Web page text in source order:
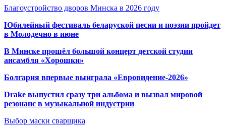
Благоустройство дворов Минска в 2026 году
Юбилейный фестиваль беларуской песни и поэзии пройдет
в Молодечно в июне
В Минске прошёл большой концерт детской студии
ансамбля «Хорошки»
Болгария впервые выиграла «Евровидение-2026»
Drake выпустил сразу три альбома и вызвал мировой
резонанс в музыкальной индустрии
Выбор маски сварщика